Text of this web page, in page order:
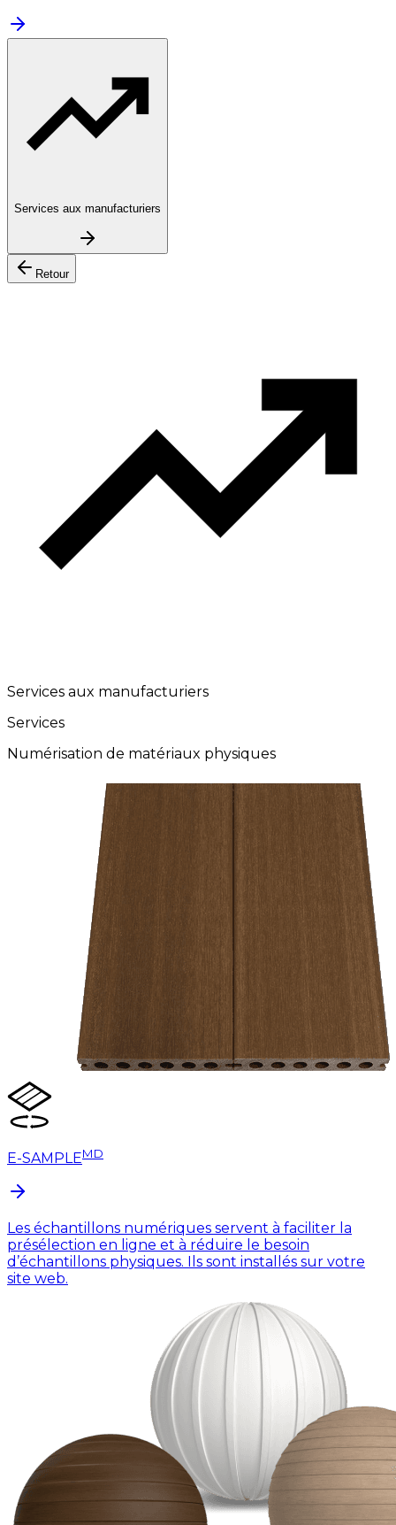
Services aux manufacturiers
Retour
Services aux manufacturiers
Services
Numérisation de matériaux physiques
E-SAMPLEMD
Les échantillons numériques servent à faciliter la
présélection en ligne et à réduire le besoin
d’échantillons physiques. Ils sont installés sur votre
site web.